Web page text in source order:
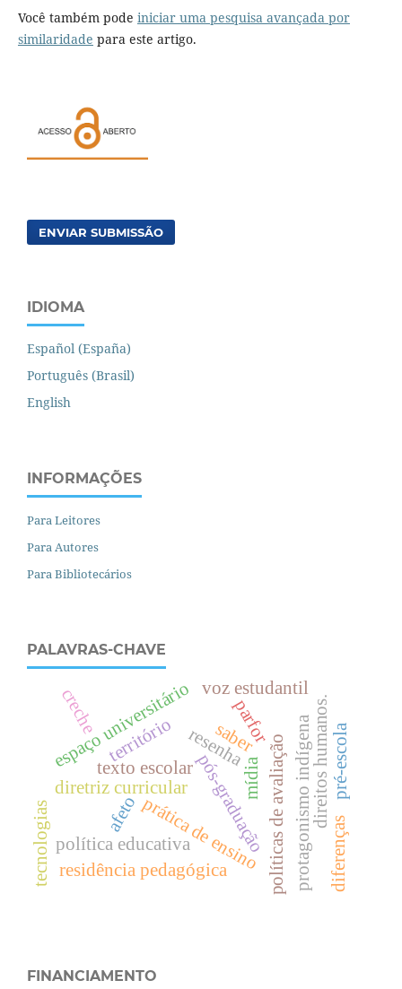
Você também pode iniciar uma pesquisa avançada por
similaridade para este artigo.
ENVIAR SUBMISSÃO
IDIOMA
Español (España)
Português (Brasil)
English
INFORMAÇÕES
Para Leitores
Para Autores
Para Bibliotecários
PALAVRAS-CHAVE
resenha
território
diretriz curricular
prática de ensino
texto escolar políticas de avaliação
espaço universitário
pós-graduação protagonismo indígena
saber
política educativa
mídia
residência pedagógica
d
i
r
e
i
t
o
s
h
u
m
a
n
o
s
.
parfor
voz estudantil
pré-escola
creche
tecnologias diferenças
afeto
FINANCIAMENTO